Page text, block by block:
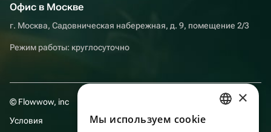
Офис в Москве
г. Москва, Садовническая набережная, д. 9, помещение 2/3
Режим работы: круглосуточно
© Flowwow, inc
Условия
×
Мы используем сookie